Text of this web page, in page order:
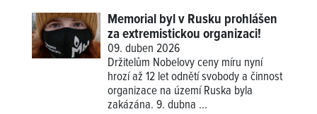
Memorial byl v Rusku prohlášen
za extremistickou organizaci!
09. duben 2026
Držitelům Nobelovy ceny míru nyní
hrozí až 12 let odnětí svobody a činnost
organizace na území Ruska byla
zakázána. 9. dubna ...